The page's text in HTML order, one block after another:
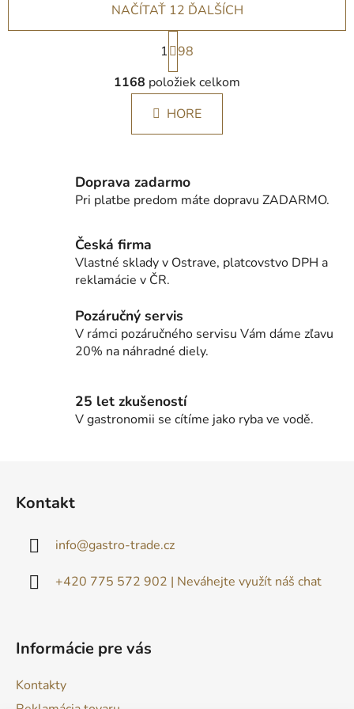
O
v
l
á
d
i
e
v
v
ý
p
u
NAČÍTAŤ 12 ĎALŠÍCH
S
t
r
á
n
k
i
e
1 98
1168 položiek celkom
HORE
Doprava zadarmo
Pri platbe predom máte dopravu ZADARMO.
Česká firma
Vlastné sklady v Ostrave, platcovstvo DPH a
reklamácie v ČR.
Pozáručný servis
V rámci pozáručného servisu Vám dáme zľavu
20% na náhradné diely.
25 let zkušeností
V gastronomii se cítíme jako ryba ve vodě.
Kontakt
info@gastro-trade.cz
+420 775 572 902 | Neváhejte využít náš chat
Informácie pre vás
Kontakty